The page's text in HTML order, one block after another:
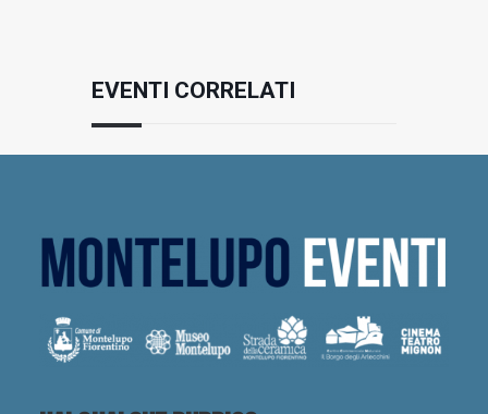
EVENTI CORRELATI